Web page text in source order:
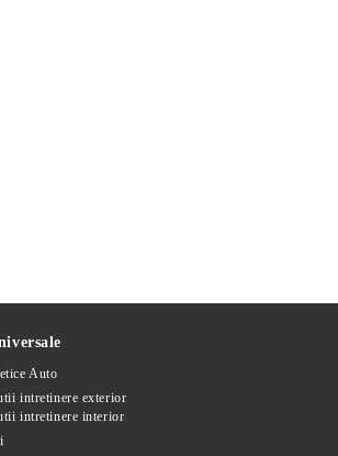
Auto
intretinere exterior
intretinere interior